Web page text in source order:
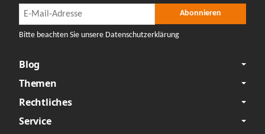
Newsletter Abonnieren Abonnieren
Bitte beachten Sie unsere Datenschutzerklärung
Blog
Themen
Rechtliches
Service